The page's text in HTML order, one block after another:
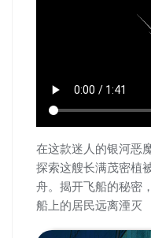
在这款迷人的银河恶
探索这艘长满茂密植
舟。揭开飞船的秘密
船上的居民远离湮灭